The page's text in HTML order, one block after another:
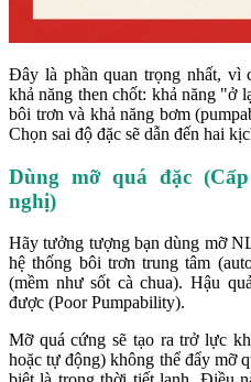
Đây là phần quan trọng nhất, vì
khả năng then chốt: khả năng "ở
bôi trơn và khả năng bơm
Chọn sai độ đặc sẽ dẫn đến hai
Dùng mỡ quá đặc
nghị)
Hãy tưởng tượng bạn dùng mỡ
hệ thống bôi trơn trung tâm
(mềm như sốt cà chua). Hậu
được (Poor Pumpability).
Mỡ quá cứng sẽ tạo ra trở lực
hoặc tự động) không thể đẩy mỡ